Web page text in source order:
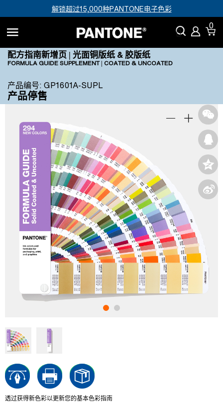
解锁超过15,000种PANTONE电子色彩
0
配方指南新增页 | 光面铜版纸 & 胶版纸
FORMULA GUIDE SUPPLEMENT | COATED & UNCOATED
产品编号: GP1601A-SUPL
产品停售
透过获得新色彩以更新您的基本色彩指南